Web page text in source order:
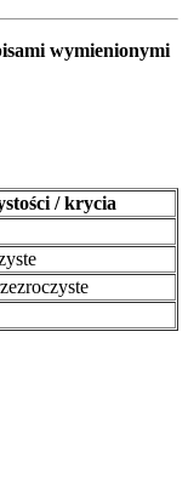
wymienionymi
/ krycia